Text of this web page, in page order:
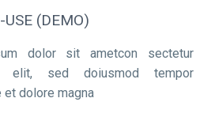
USE (DEMO)
dolor sit ametcon sectetur
elit, sed doiusmod tempor
et dolore magna